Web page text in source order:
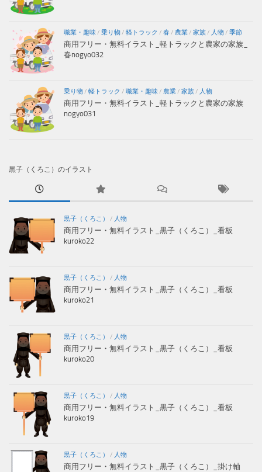
職業・趣味 / 乗り物 / 軽トラック / 春 / 農業 / 家族 / 人物 / 季節
商用フリー・無料イラスト_軽トラックと農家の家族_
春nogyo032
乗り物 / 軽トラック / 職業・趣味 / 農業 / 家族 / 人物
商用フリー・無料イラスト_軽トラックと農家の家族
nogyo031
黒子（くろこ）のイラスト
黒子（くろこ） / 人物
商用フリー・無料イラスト_黒子（くろこ）_看板
kuroko22
黒子（くろこ） / 人物
商用フリー・無料イラスト_黒子（くろこ）_看板
kuroko21
黒子（くろこ） / 人物
商用フリー・無料イラスト_黒子（くろこ）_看板
kuroko20
黒子（くろこ） / 人物
商用フリー・無料イラスト_黒子（くろこ）_看板
kuroko19
黒子（くろこ） / 人物
商用フリー・無料イラスト_黒子（くろこ）_掛け軸